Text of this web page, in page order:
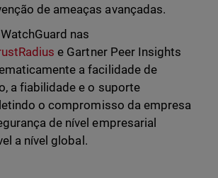
de ameaças avançadas.
nas
e Gartner Peer Insights
a facilidade de
a fiabilidade e o suporte
o compromisso da empresa
de nível empresarial
a nível global.